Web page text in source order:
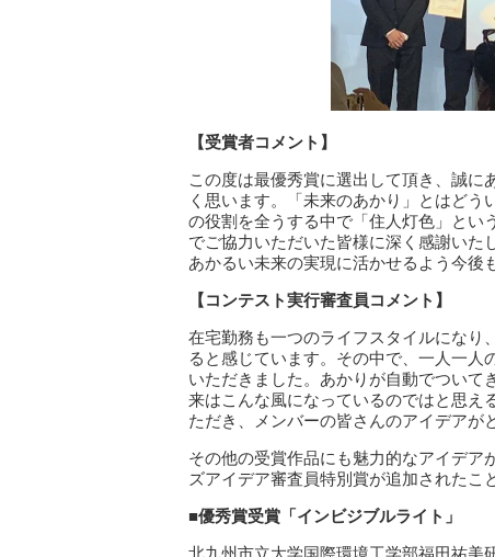
【受賞者コメント】
この度は最優秀賞に選出して頂き、誠に
く思います。「未来のあかり」とはど
の役割を全うする中で「住人灯色」とい
でご協力いただいた皆様に深く感謝いた
あかるい未来の実現に活かせるよう今後
【コンテスト実行審査員コメント】
在宅勤務も一つのライフスタイルになり
ると感じています。その中で、一人一人
いただきました。あかりが自動でついて
来はこんな風になっているのではと思え
ただき、メンバーの皆さんのアイデアが
その他の受賞作品にも魅力的なアイデア
ズアイデア審査員特別賞が追加されたこ
■優秀賞受賞「インビジブルライト」
北九州市立大学国際環境工学部福田祐美